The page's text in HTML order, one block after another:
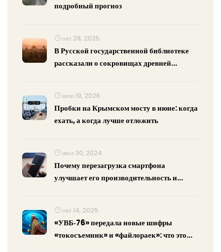
подробный прогноз
окт 28, 2025
В Русской государственной библиотеке
рассказали о сокровищах древней
июн 19, 2026
Пробки на Крымском мосту в июне: когда
ехать, а когда лучше отложить
июл 30, 2024
Почему перезагрузка смартфона
улучшает его производительность и
окт 14, 2025
«УВБ‑76» передала новые шифры
«токосъемник» и «файлораек»: что это